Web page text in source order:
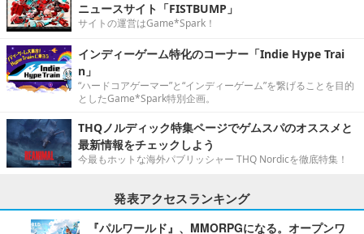
ニュースサイト「FISTBUMP」
サイトの運営はGame*Spark！
インディーゲーム特化のコーナー「Indie Hype Trai
n」
“ハードコアゲーマー”と“インディーゲーム”を繋げることを目的
としたGame*Spark特別企画。
THQノルディック特集ページでゲムスパのオススメと
最新情報をチェックしよう
今最もホットな海外パブリッシャー THQ Nordicを徹底特集！
発表アクセスランキング
『パルワールド』、MMORPGになる。オープンワ